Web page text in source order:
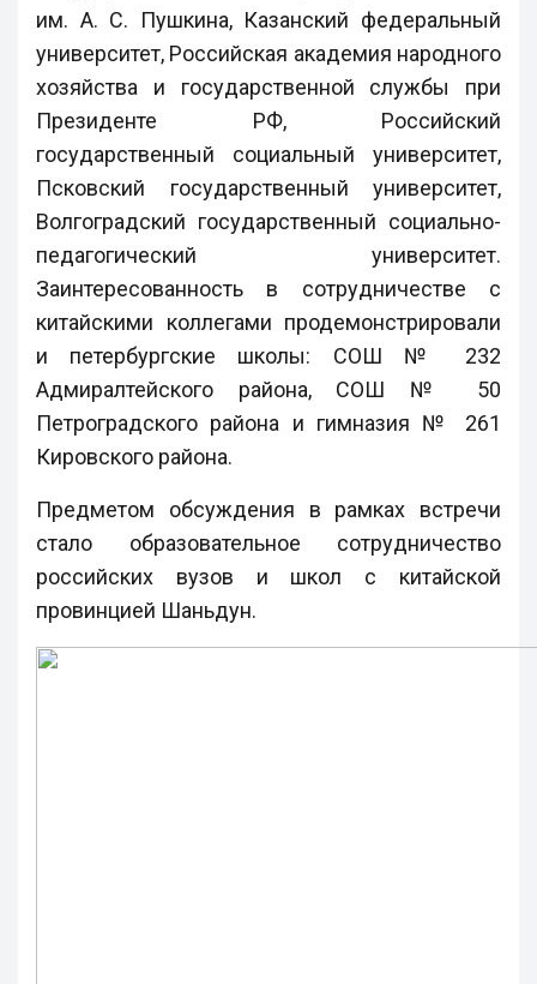
им. А. С. Пушкина, Казанский федеральный
университет, Российская академия народного
хозяйства и государственной службы при
Президенте РФ, Российский
государственный социальный университет,
Псковский государственный университет,
Волгоградский государственный социально-
педагогический университет.
Заинтересованность в сотрудничестве с
китайскими коллегами продемонстрировали
и петербургские школы: СОШ № 232
Адмиралтейского района, СОШ № 50
Петроградского района и гимназия № 261
Кировского района.
Предметом обсуждения в рамках встречи
стало образовательное сотрудничество
российских вузов и школ с китайской
провинцией Шаньдун.